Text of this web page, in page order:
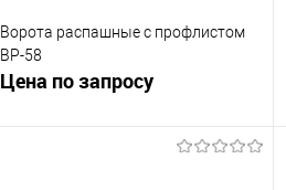
Ворота распашные с профлистом
ВР-58
Цена по запросу
Запросить цену